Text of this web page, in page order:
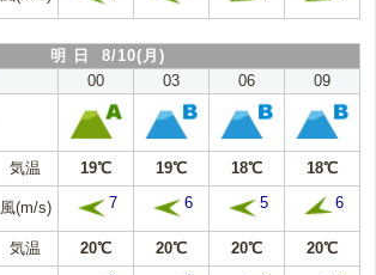
明 日 8/10(月)
00 03 06 09
気温 19℃ 19℃ 18℃ 18℃
風(m/s) 7 6 5 6
気温 20℃ 20℃ 20℃ 20℃